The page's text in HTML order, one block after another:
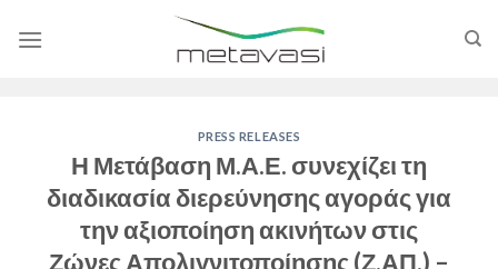
PRESS RELEASES
Η Μετάβαση Μ.Α.Ε. συνεχίζει τη
διαδικασία διερεύνησης αγοράς για
την αξιοποίηση ακινήτων στις
Ζώνες Απολιγνιτοποίησης (Ζ.ΑΠ.) –